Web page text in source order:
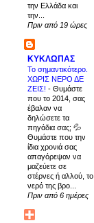
την Ελλάδα και
την...
Πριν από 19 ώρες
ΚΥΚΛΩΠΑΣ
Το σημαντικότερο.
ΧΩΡΙΣ ΝΕΡΟ ΔΕ
ΖΕΙΣ! - Θυμάστε
που το 2014, σας
έβαλαν να
δηλώσετε τα
πηγάδια σας; 💦
Θυμάστε που την
ίδια χρονιά σας
απαγόρεψαν να
μαζεύετε σε
στέρνες ή αλλού, το
νερό της βρο...
Πριν από 6 ημέρες